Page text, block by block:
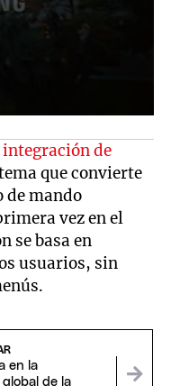
de
que convierte
de mando
vez en el
se basa en
usuarios, sin
en la
de la